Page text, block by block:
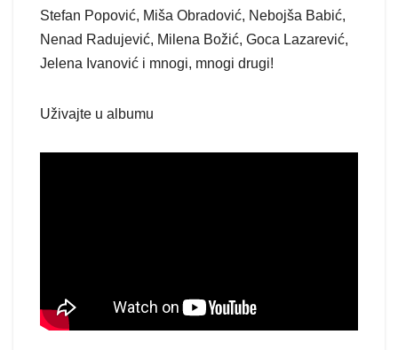
Stefan Popović, Miša Obradović, Nebojša Babić,
Nenad Radujević, Milena Božić, Goca Lazarević,
Jelena Ivanović i mnogi, mnogi drugi!
Uživajte u albumu